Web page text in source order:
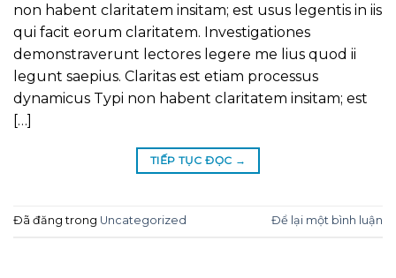
non habent claritatem insitam; est usus legentis in iis
qui facit eorum claritatem. Investigationes
demonstraverunt lectores legere me lius quod ii
legunt saepius. Claritas est etiam processus
dynamicus Typi non habent claritatem insitam; est
[…]
TIẾP TỤC ĐỌC →
Đã đăng trong Uncategorized Để lại một bình luận